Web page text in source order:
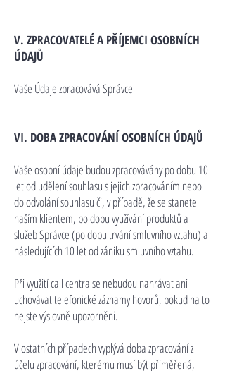
V. ZPRACOVATELÉ A PŘÍJEMCI OSOBNÍCH
ÚDAJŮ
Vaše Údaje zpracovává Správce
VI. DOBA ZPRACOVÁNÍ OSOBNÍCH ÚDAJŮ
Vaše osobní údaje budou zpracovávány po dobu 10
let od udělení souhlasu s jejich zpracováním nebo
do odvolání souhlasu či, v případě, že se stanete
naším klientem, po dobu využívání produktů a
služeb Správce (po dobu trvání smluvního vztahu) a
následujících 10 let od zániku smluvního vztahu.
Při využití call centra se nebudou nahrávat ani
uchovávat telefonické záznamy hovorů, pokud na to
nejste výslovně upozorněni.
V ostatních případech vyplývá doba zpracování z
účelu zpracování, kterému musí být přiměřená,